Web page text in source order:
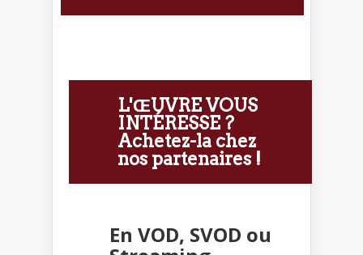
L'ŒUVRE VOUS
INTÉRESSE ?
Achetez-la chez
nos partenaires !
En VOD, SVOD ou